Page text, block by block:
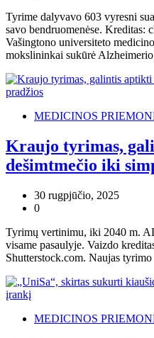
Tyrime dalyvavo 603 vyresni
savo bendruomenėse. Kreditas:
Vašingtono universiteto
mokslininkai sukūrė
MEDICINOS
Kraujo tyrimas,
dešimtmečio iki
30 rugpjūčio, 2025
0
Tyrimų vertinimu, iki 2040 m.
visame pasaulyje. Vaizdo
Shutterstock.com. Naujas
MEDICINOS